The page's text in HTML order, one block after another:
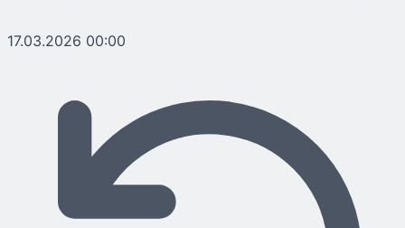
17.03.2026 00:00